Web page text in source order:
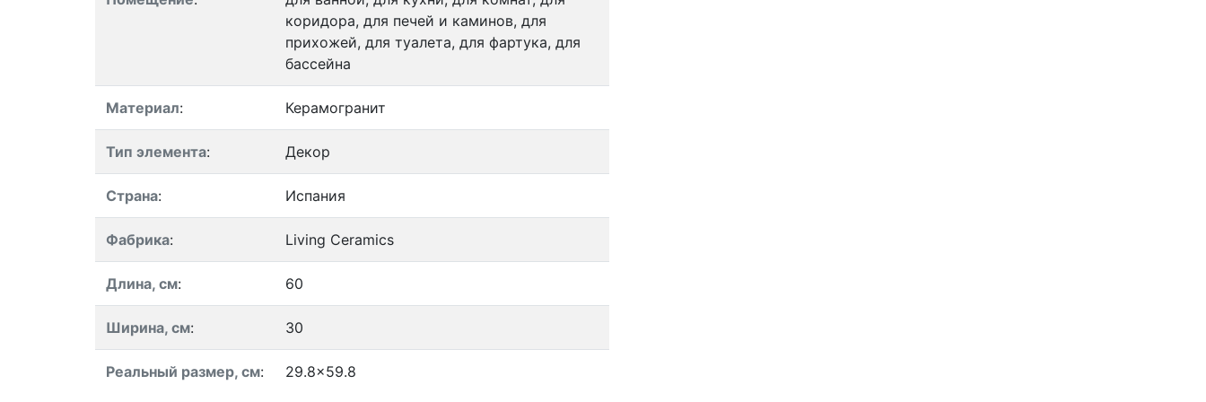
коридора, для печей и каминов, для
прихожей, для туалета, для фартука, для
бассейна
Материал: Керамогранит
Тип элемента: Декор
Страна: Испания
Фабрика: Living Ceramics
Длина, см: 60
Ширина, см: 30
Реальный размер, см: 29.8x59.8